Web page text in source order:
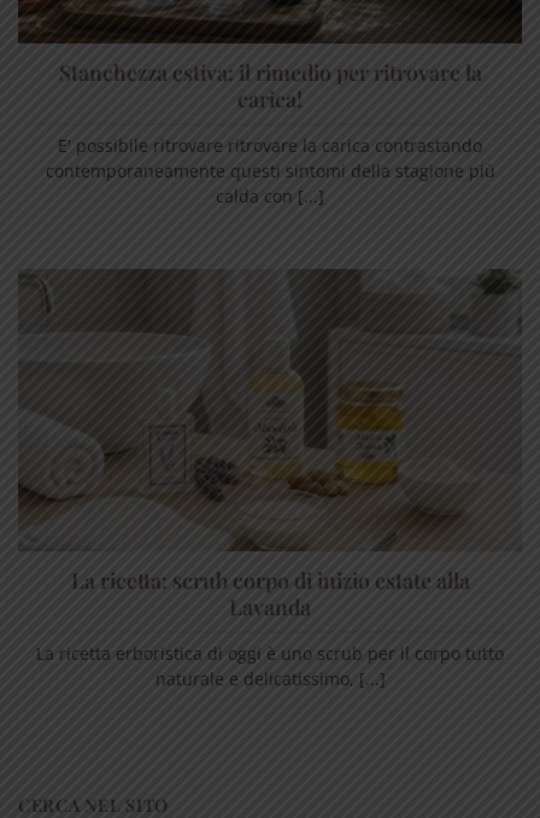
Stanchezza estiva: il rimedio per ritrovare la
carica!
E' possibile ritrovare ritrovare la carica contrastando
contemporaneamente questi sintomi della stagione più
calda con [...]
La ricetta: scrub corpo di inizio estate alla
Lavanda
La ricetta erboristica di oggi è uno scrub per il corpo tutto
naturale e delicatissimo, [...]
CERCA NEL SITO